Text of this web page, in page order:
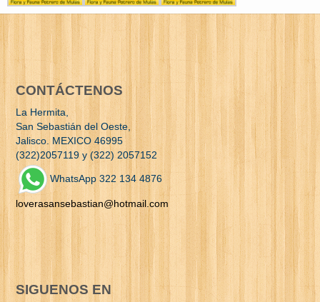
CONTÁCTENOS
La Hermita,
San Sebastián del Oeste,
Jalisco. MEXICO 46995
(322)2057119 y (322) 2057152
WhatsApp 322 134 4876
loverasansebastian@hotmail.com
SIGUENOS EN